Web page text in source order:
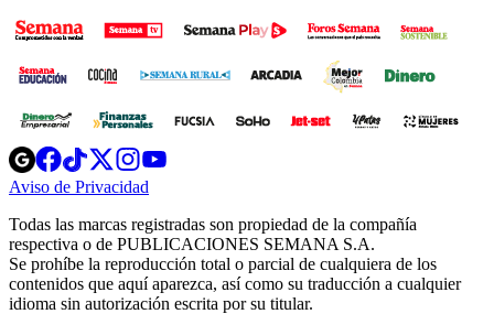
Opens
in
new
Opens
in
new
Opens
in
new
window
Opens
new
windowwindow
Aviso de Privacidad
new
window
Todas las marcas registradas son propiedad de la compañía
respectiva o de PUBLICACIONES SEMANA S.A.
Se prohíbe la reproducción total o parcial de cualquiera de los
contenidos que aquí aparezca, así como su traducción a cualquier
idioma sin autorización escrita por su titular.